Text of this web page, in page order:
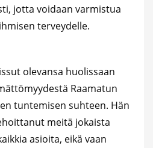
jotta voidaan varmistua
terveydelle.
olevansa huolissaan
Raamatun
tuntemisen suhteen. Hän
meitä jokaista
asioita, eikä vaan